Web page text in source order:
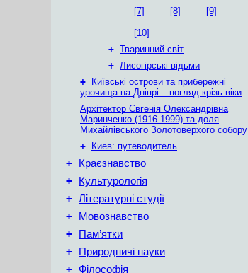
[7] [8] [9]
[10]
+ Тваринний світ
+ Лисогірські відьми
+
Київські острови та прибережні
урочища на Дніпрі – погляд крізь віки
Архітектор Євгенія Олександрівна
Маринченко (1916-1999) та доля
Михайлівського Золотоверхого собору
+
Киев: путеводитель
+ Краєзнавство
+ Культурологія
+ Літературні студії
+ Мовознавство
+ Пам’ятки
+ Природничі науки
+ Філософія